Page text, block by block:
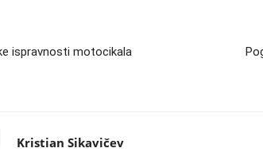
ispravnosti motocikala
Kristian Sikavičev